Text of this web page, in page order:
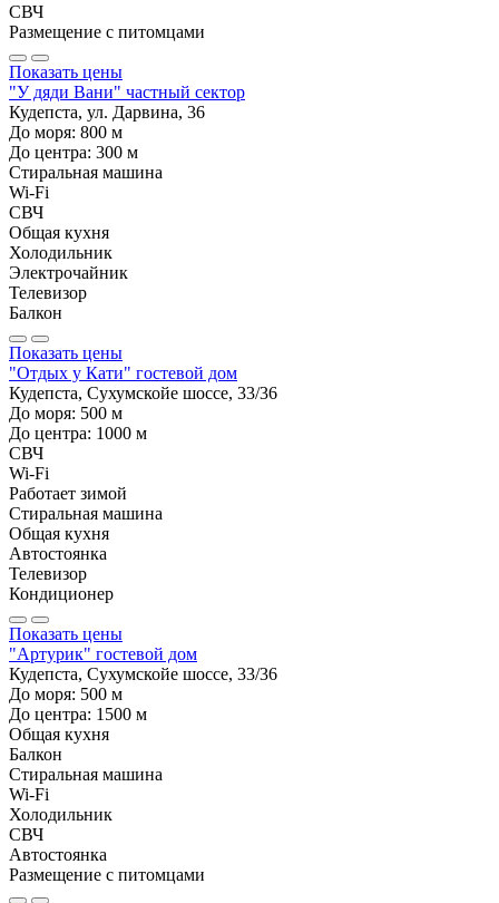
СВЧ
Размещение с питомцами
Показать цены
"У дяди Вани" частный сектор
Кудепста, ул. Дарвина, 36
До моря: 800 м
До центра: 300 м
Стиральная машина
Wi-Fi
СВЧ
Общая кухня
Холодильник
Электрочайник
Телевизор
Балкон
Показать цены
"Отдых у Кати" гостевой дом
Кудепста, Сухумскойе шоссе, 33/36
До моря: 500 м
До центра: 1000 м
СВЧ
Wi-Fi
Работает зимой
Стиральная машина
Общая кухня
Автостоянка
Телевизор
Кондиционер
Показать цены
"Артурик" гостевой дом
Кудепста, Сухумскойе шоссе, 33/36
До моря: 500 м
До центра: 1500 м
Общая кухня
Балкон
Стиральная машина
Wi-Fi
Холодильник
СВЧ
Автостоянка
Размещение с питомцами